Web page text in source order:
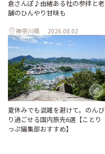
倉さんぽ♪由緒ある社の参拝と老
舗のひんやり甘味も
神奈川県 2026.08.02
夏休みでも混雑を避けて。のんび
り過ごせる国内旅先6選【ことり
っぷ編集部おすすめ】